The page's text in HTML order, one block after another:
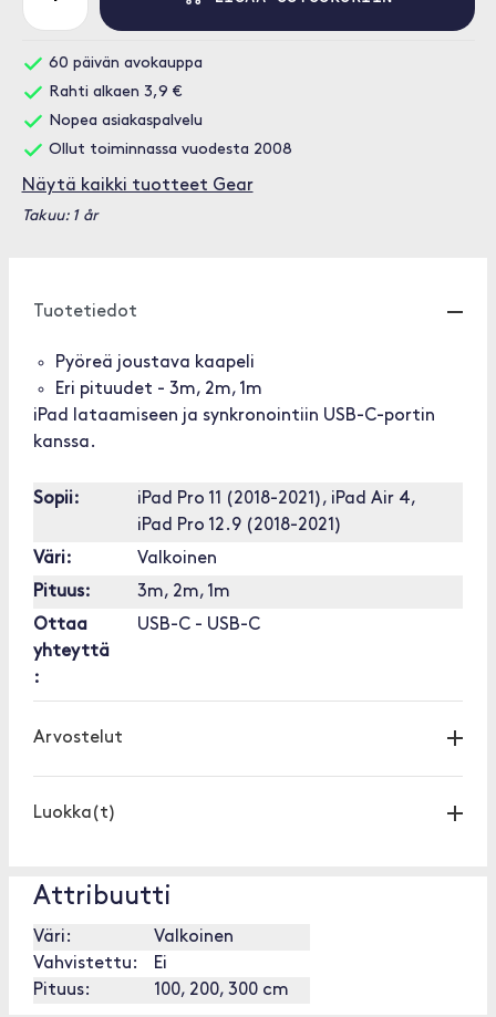
60 päivän avokauppa
Rahti alkaen 3,9 €
Nopea asiakaspalvelu
Ollut toiminnassa vuodesta 2008
Näytä kaikki tuotteet Gear
Takuu: 1 år
Tuotetiedot
Pyöreä joustava kaapeli
Eri pituudet - 3m, 2m, 1m
iPad lataamiseen ja synkronointiin USB-C-portin
kanssa.
Sopii:
iPad Pro 11 (2018-2021), iPad Air 4,
iPad Pro 12.9 (2018-2021)
Väri:
Valkoinen
Pituus:
3m, 2m, 1m
Ottaa
yhteyttä
:
USB-C - USB-C
Arvostelut
Luokka(t)
Attribuutti
Väri:
Valkoinen
Vahvistettu:
Ei
Pituus:
100, 200, 300 cm